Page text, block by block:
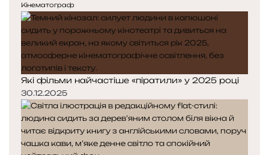
а
з
а
е
д
н
я
с
т
о
р
і
н
к
а
у
п
н
а
с
т
о
р
і
н
к
а
Кінематограф
Які фільми найчастіше «піратили» у 2025 році
30.12.2025